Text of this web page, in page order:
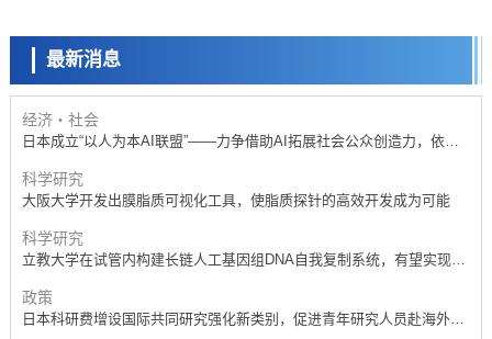
最新消息
经济・社会
日本成立“以人为本AI联盟”——力争借助AI拓展社会公众创造力，依托
产学合作推进研发
科学研究
大阪大学开发出膜脂质可视化工具，使脂质探针的高效开发成为可能
科学研究
立教大学在试管内构建长链人工基因组DNA自我复制系统，有望实现携
政策
日本科研费增设国际共同研究强化新类别，促进青年研究人员赴海外开
经济・社会
铁道综研新任理事长芦谷公稔：依托超导和防灾等核心优势服务社会